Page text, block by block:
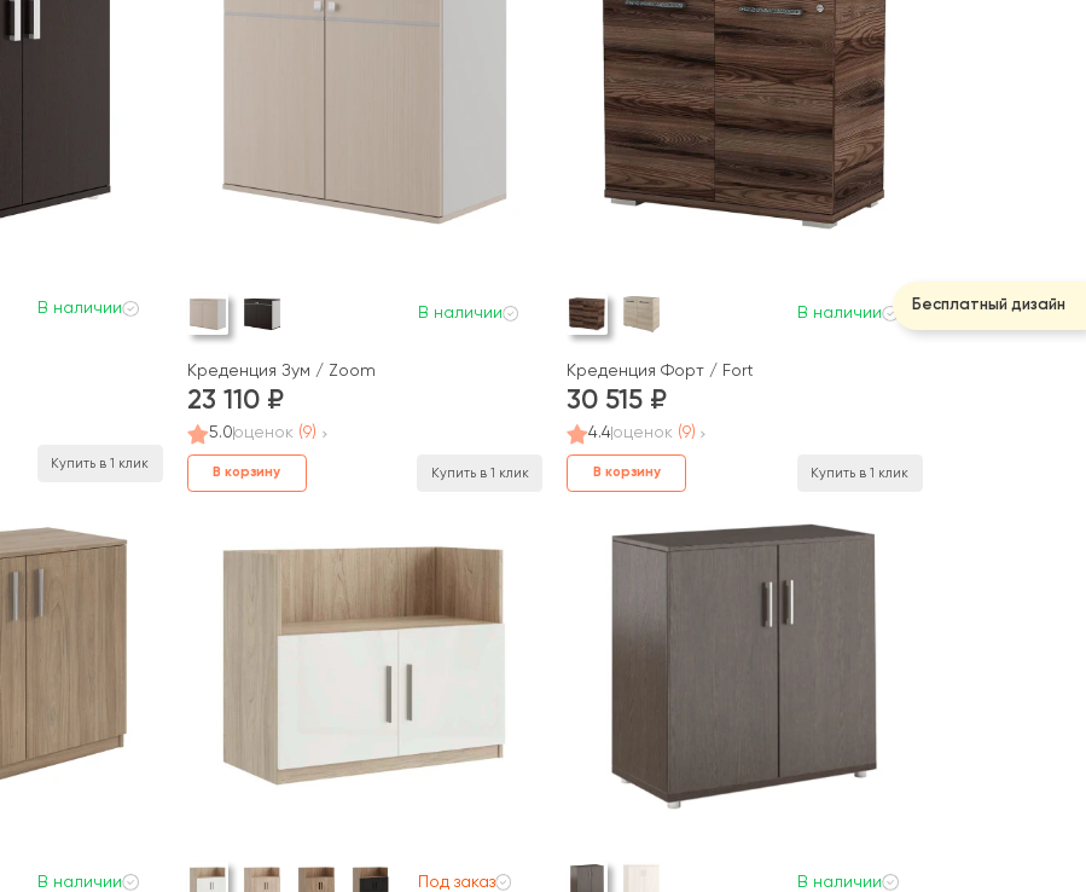
В наличии
Купить в 1 клик
В наличии
Креденция Зум / Zoom
23 110
5.0оценок (9)
В корзину Купить в 1 клик
В наличии
Креденция Форт / Fort
30 515
4.4оценок (9)
В корзину Купить в 1 клик
В наличии Под заказ В наличии
Бесплатный дизайн